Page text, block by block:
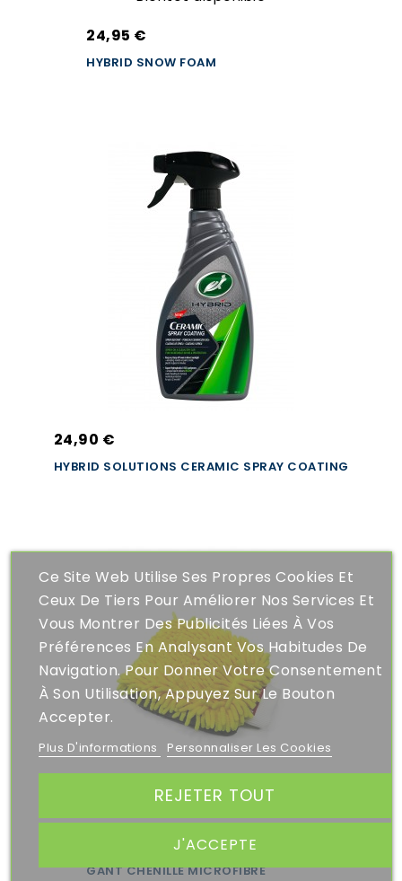
24,95 €
HYBRID SNOW FOAM
24,90 €
HYBRID SOLUTIONS CERAMIC SPRAY COATING
GANT CHENILLE MICROFIBRE
Ce Site Web Utilise Ses Propres Cookies Et
Ceux De Tiers Pour Améliorer Nos Services Et
Vous Montrer Des Publicités Liées À Vos
Préférences En Analysant Vos Habitudes De
Navigation. Pour Donner Votre Consentement
À Son Utilisation, Appuyez Sur Le Bouton
Accepter.
Plus D'informations Personnaliser Les Cookies
REJETER TOUT
J'ACCEPTE